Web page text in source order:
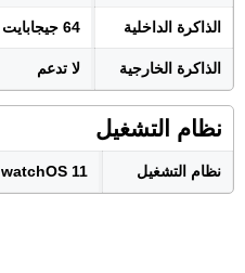
الذاكرة الداخلية 64 جيجابايت
الذاكرة الخارجية لا تدعم
نظام التشغيل
نظام التشغيل watchOS 11